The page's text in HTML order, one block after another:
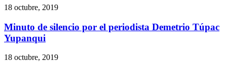
18 octubre, 2019
Minuto de silencio por el periodista Demetrio Túpac
Yupanqui
18 octubre, 2019